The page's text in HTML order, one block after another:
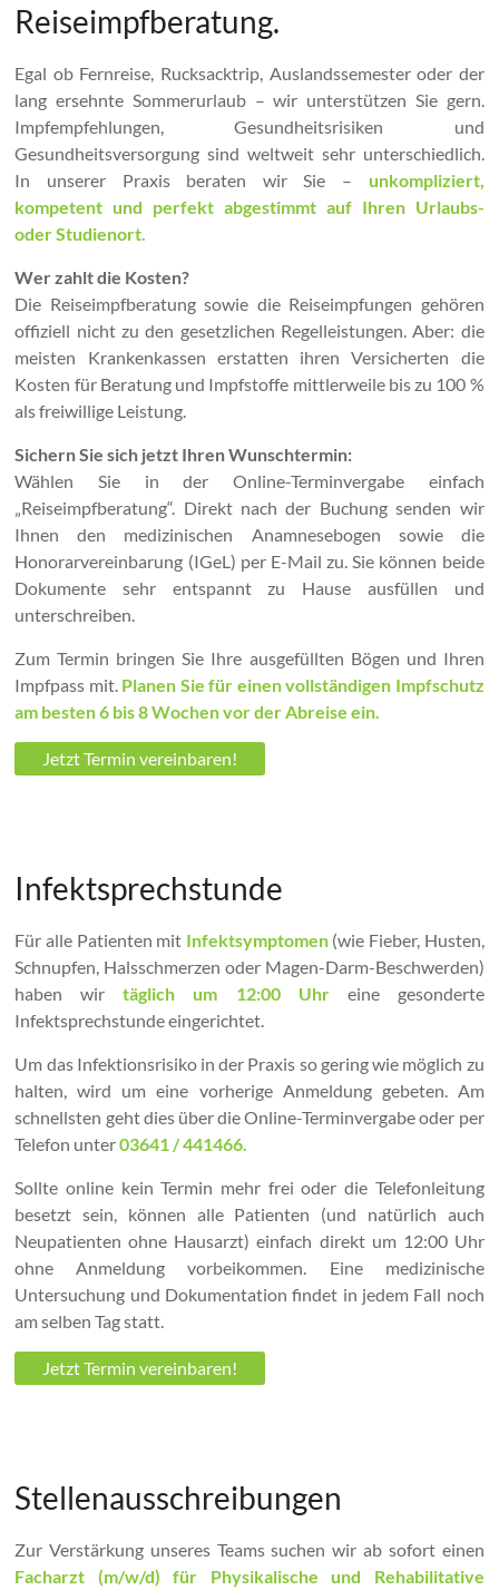
Reiseimpfberatung.
Egal ob Fernreise, Rucksacktrip, Auslandssemester oder der
lang ersehnte Sommerurlaub – wir unterstützen Sie gern.
Impfempfehlungen, Gesundheitsrisiken und
Gesundheitsversorgung sind weltweit sehr unterschiedlich.
In unserer Praxis beraten wir Sie –
unkompliziert,
kompetent und perfekt abgestimmt auf Ihren Urlaubs-
oder Studienort.
Wer zahlt die Kosten?
Die Reiseimpfberatung sowie die Reiseimpfungen gehören
offiziell nicht zu den gesetzlichen Regelleistungen. Aber: die
meisten Krankenkassen erstatten ihren Versicherten die
Kosten für Beratung und Impfstoffe mittlerweile bis zu 100 %
als freiwillige Leistung.
Sichern Sie sich jetzt Ihren Wunschtermin:
Wählen Sie in der Online-Terminvergabe einfach
„Reiseimpfberatung“. Direkt nach der Buchung senden wir
Ihnen den medizinischen Anamnesebogen sowie die
Honorarvereinbarung (IGeL) per E-Mail zu. Sie können beide
Dokumente sehr entspannt zu Hause ausfüllen und
unterschreiben.
Zum Termin bringen Sie Ihre ausgefüllten Bögen und Ihren
Impfpass mit. Planen Sie für einen vollständigen Impfschutz
am besten 6 bis 8 Wochen vor der Abreise ein.
Jetzt Termin vereinbaren!
Infektsprechstunde
Für alle Patienten mit Infektsymptomen(wie Fieber, Husten,
Schnupfen, Halsschmerzen oder Magen-Darm-Beschwerden)
haben wirtäglich um 12:00 Uhreine gesonderte
Infektsprechstunde eingerichtet.
Um das Infektionsrisiko in der Praxis so gering wie möglich zu
halten, wird um eine vorherige Anmeldung gebeten. Am
schnellsten geht dies über die Online-Terminvergabe oder per
Telefon unter03641 / 441466.
Sollte online kein Termin mehr frei oder die Telefonleitung
besetzt sein, können alle Patienten (und natürlich auch
Neupatienten ohne Hausarzt) einfach direkt um 12:00 Uhr
ohne Anmeldung vorbeikommen. Eine medizinische
Untersuchung und Dokumentation findet in jedem Fall noch
am selben Tag statt.
Jetzt Termin vereinbaren!
Stellenausschreibungen
Zur Verstärkung unseres Teams suchen wir ab sofort einen
Facharzt (m/w/d) für Physikalische und Rehabilitative